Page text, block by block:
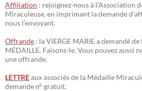
Affiliation : rejoignez-nous à l’Association
Miraculeuse, en imprimant la demande
nous l’envoyant.
Offrande : la VIERGE MARIE a demandé de
MÉDAILLE. Faisons-le. Vous pouvez aussi
une offrande.
LETTREaux associés de la Médaille
demande n° gratuit.